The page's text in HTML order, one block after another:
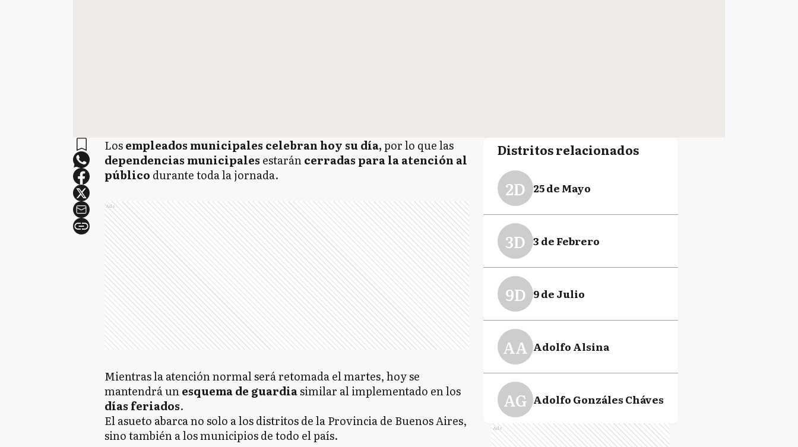
Losempleados municipales celebran hoy su día,por lo que las
dependencias municipales estaráncerradas para la atención al
público durante toda la jornada.
Ads
Mientras la atención normal será retomada el martes, hoy se
mantendrá unesquema de guardiasimilar al implementado en los
días feriados.
El asueto abarca no solo a los distritos de la Provincia de Buenos Aires,
sino también a los municipios de todo el país.
Distritos relacionados
2D 25 de Mayo
3D 3 de Febrero
9D 9 de Julio
AA Adolfo Alsina
AG Adolfo Gonzáles Cháves
Ads